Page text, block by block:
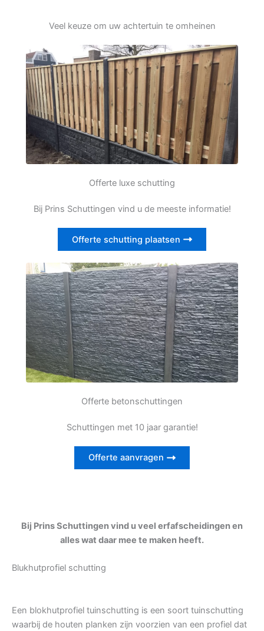
Veel keuze om uw achtertuin te omheinen
Offerte luxe schutting
Bij Prins Schuttingen vind u de meeste informatie!
Offerte schutting plaatsen
Offerte betonschuttingen
Schuttingen met 10 jaar garantie!
Offerte aanvragen
Bij Prins Schuttingen vind u veel erfafscheidingen en
alles wat daar mee te maken heeft.
Blukhutprofiel schutting
Een blokhutprofiel tuinschutting is een soort tuinschutting
waarbij de houten planken zijn voorzien van een profiel dat